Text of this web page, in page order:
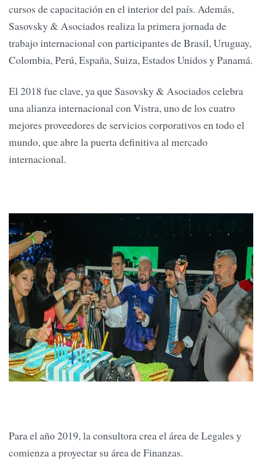
cursos de capacitación en el interior del país. Además,
Sasovsky & Asociados realiza la primera jornada de
trabajo internacional con participantes de Brasil, Uruguay,
Colombia, Perú, España, Suiza, Estados Unidos y Panamá.
El 2018 fue clave, ya que Sasovsky & Asociados celebra
una alianza internacional con Vistra, uno de los cuatro
mejores proveedores de servicios corporativos en todo el
mundo, que abre la puerta definitiva al mercado
internacional.
Para el año 2019, la consultora crea el área de Legales y
comienza a proyectar su área de Finanzas.